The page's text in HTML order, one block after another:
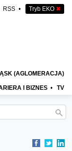
RSS • Tryb EKO ✖
(AGLOMERACJA)
I BIZNES • TV